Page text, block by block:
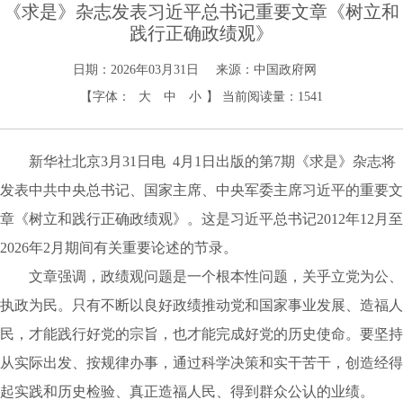
《求是》杂志发表习近平总书记重要文章《树立和
践行正确政绩观》
日期：2026年03月31日
来源：中国政府网
【字体：
大 中 小 】 当前阅读量： 1541
新华社北京3月31日电 4月1日出版的第7期《求是》杂志将
发表中共中央总书记、国家主席、中央军委主席习近平的重要文
章《树立和践行正确政绩观》。这是习近平总书记2012年12月至
2026年2月期间有关重要论述的节录。
文章强调，政绩观问题是一个根本性问题，关乎立党为公、
执政为民。只有不断以良好政绩推动党和国家事业发展、造福人
民，才能践行好党的宗旨，也才能完成好党的历史使命。要坚持
从实际出发、按规律办事，通过科学决策和实干苦干，创造经得
起实践和历史检验、真正造福人民、得到群众公认的业绩。